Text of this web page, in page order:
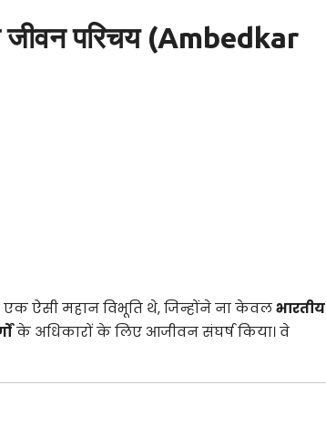
जीवन परिचय (Ambedkar
एक ऐसी महान विभूति थे, जिन्होंने ना केवलभारतीय
के अधिकारों के लिए आजीवन संघर्ष किया। वे